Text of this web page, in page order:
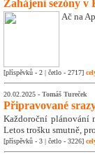
Zahájení sezóny v
Ač na
[příspěvků - 2 | četlo - 2717]
20.02.2025 - Tomáš Tureček
Připravované
Každoroční plánování
Letos trošku smutně,
[příspěvků - 3 | četlo - 3226]